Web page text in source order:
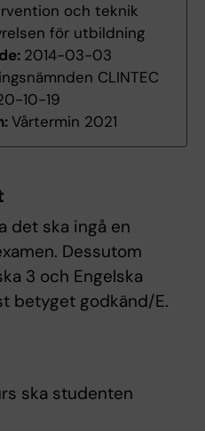
och teknik
för utbildning
2014-03-03
CLINTEC
10-19
Vårtermin 2021
det ska ingå en
Dessutom
3 och Engelska
betyget godkänd/E.
ska studenten